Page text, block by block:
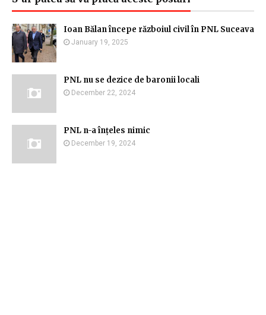
Ioan Bălan începe războiul civil în PNL Suceava
January 19, 2025
PNL nu se dezice de baronii locali
December 22, 2024
PNL n-a înțeles nimic
December 19, 2024